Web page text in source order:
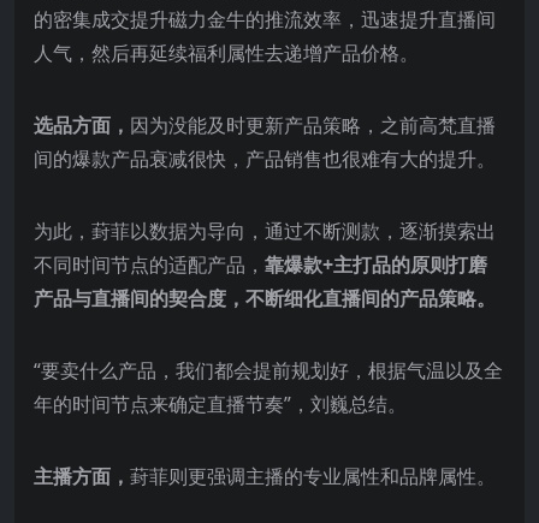
的密集成交提升磁力金牛的推流效率，迅速提升直播间
人气，然后再延续福利属性去递增产品价格。
选品方面， 因为没能及时更新产品策略，之前高梵直播
间的爆款产品衰减很快，产品销售也很难有大的提升。
为此，葑菲以数据为导向，通过不断测款，逐渐摸索出
不同时间节点的适配产品， 靠爆款+主打品的原则打磨
产品与直播间的契合度，不断细化直播间的产品策略。
“要卖什么产品，我们都会提前规划好，根据气温以及全
年的时间节点来确定直播节奏”，刘巍总结。
主播方面， 葑菲则更强调主播的专业属性和品牌属性。